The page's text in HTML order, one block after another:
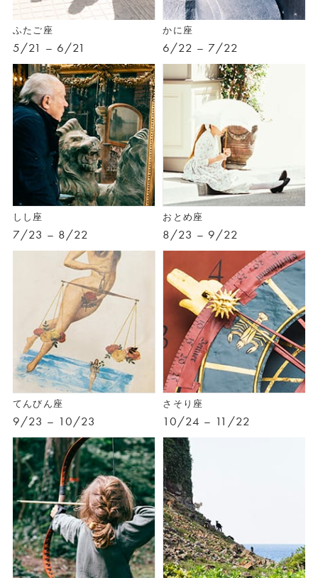
ふたご座
5/21 – 6/21
かに座
6/22 – 7/22
しし座
7/23 – 8/22
おとめ座
8/23 – 9/22
てんびん座
9/23 – 10/23
さそり座
10/24 – 11/22